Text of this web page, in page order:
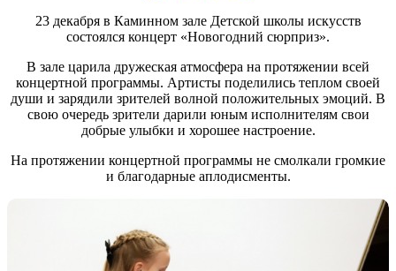
23 декабря в Каминном зале Детской школы искусств
состоялся концерт «Новогодний сюрприз».
В зале царила дружеская атмосфера на протяжении всей
концертной программы. Артисты поделились теплом своей
души и зарядили зрителей волной положительных эмоций. В
свою очередь зрители дарили юным исполнителям свои
добрые улыбки и хорошее настроение.
На протяжении концертной программы не смолкали громкие
и благодарные аплодисменты.